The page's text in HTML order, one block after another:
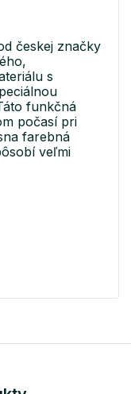
českej značky
s
funkčná
počasí pri
farebná
veľmi